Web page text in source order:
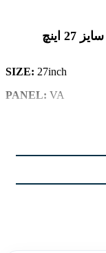
SIZE: 27inch
VA